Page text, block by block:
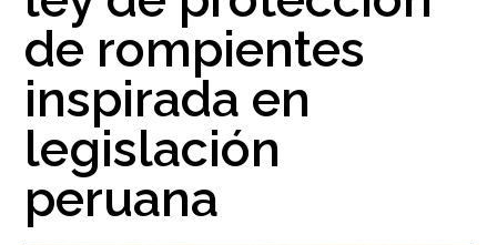
OLAS PROTEGIDAS
NOTICIAS
PROTEGE TUS OLAS
ALIADOS
de rompientes
inspirada en
legislación
peruana